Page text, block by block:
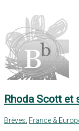
Rhoda Scott et
Brèves France &